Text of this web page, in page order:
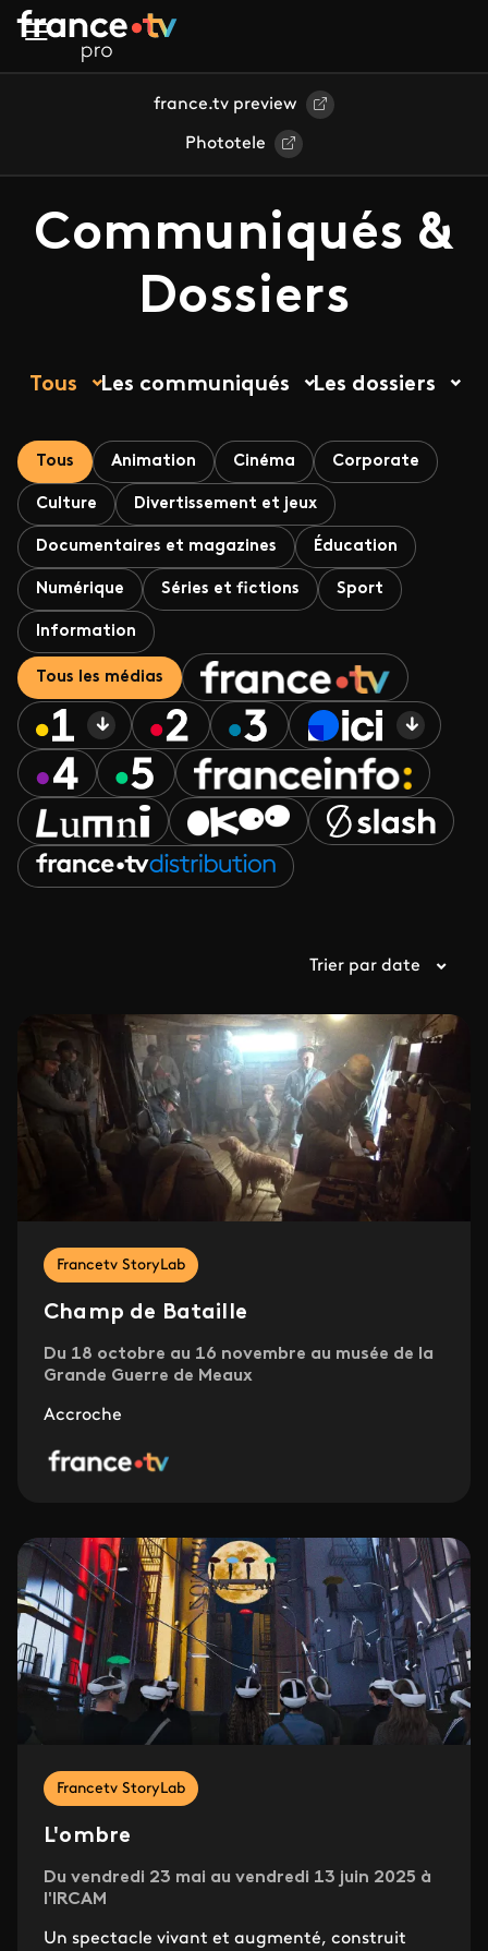
Aller au contenu principal
france.tv preview
Phototele
Communiqués &
Dossiers
Tous Les communiqués Les dossiers
Tous Animation Cinéma Corporate
Culture Divertissement et jeux
Documentaires et magazines Éducation
Numérique Séries et fictions Sport
Information
Tous les médias
Trier par date
Francetv StoryLab
Champ de Bataille
Du 18 octobre au 16 novembre au musée de la
Grande Guerre de Meaux
Accroche
Francetv StoryLab
L'ombre
Du vendredi 23 mai au vendredi 13 juin 2025 à
l'IRCAM
Un spectacle vivant et augmenté, construit